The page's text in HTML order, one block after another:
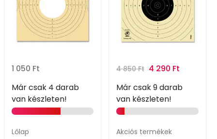
1 050 Ft
Már csak 4 darab
van készleten!
Lőlap
4 850Ft 4 290 Ft
Már csak 9 darab
van készleten!
Akciós termékek